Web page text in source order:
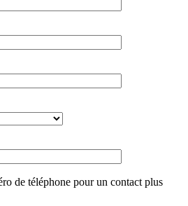
de téléphone pour un contact plus